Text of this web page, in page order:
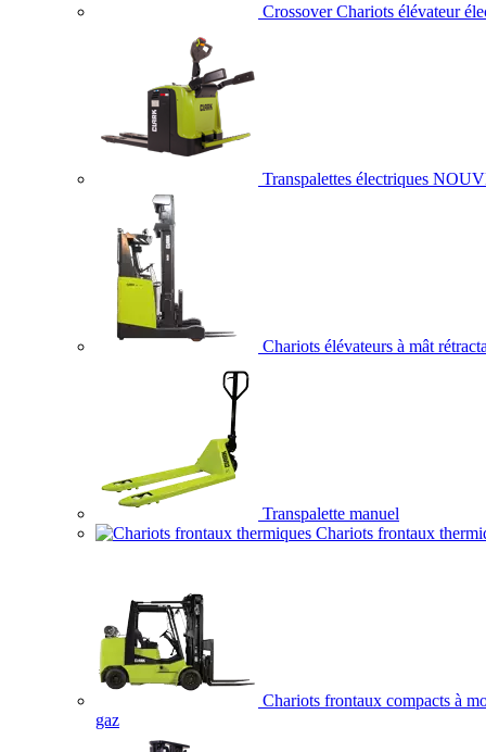
Crossover Chariots élévateur
Transpalettes électriques
Chariots élévateurs à mât
Transpalette manuel
Chariots frontaux
Chariots frontaux compacts à
gaz